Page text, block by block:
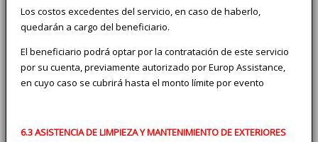
Los costos excedentes del servicio, en caso de haberlo,
quedarán a cargo del beneficiario.
El beneficiario podrá optar por la contratación de este servicio
por su cuenta, previamente autorizado por Europ Assistance,
en cuyo caso se cubrirá hasta el monto límite por evento
6.3 ASISTENCIA DE LIMPIEZA Y MANTENIMIENTO DE EXTERIORES